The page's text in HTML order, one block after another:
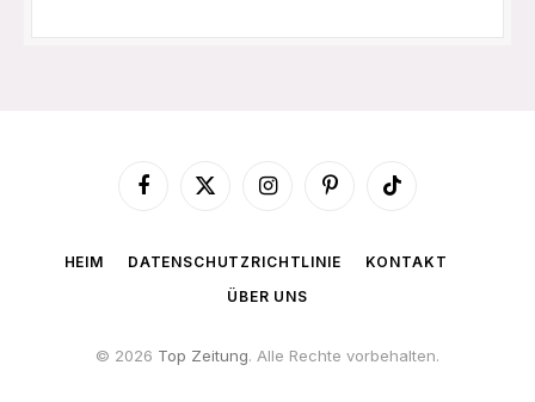
Facebook
X
InstagramPinterestTikTok
HEIM DATENSCHUTZRICHTLINIE
KONTAKT
ÜBER UNS
© 2026 Top Zeitung. Alle Rechte vorbehalten.